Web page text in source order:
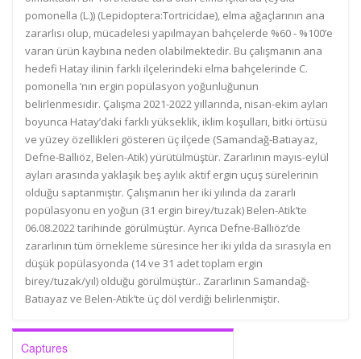
pomonella (L.)) (Lepidoptera:Tortricidae), elma ağaçlarının ana
zararlısı olup, mücadelesi yapılmayan bahçelerde %60 - %100’e
varan ürün kaybına neden olabilmektedir. Bu çalışmanın ana
hedefi Hatay ilinin farklı ilçelerindeki elma bahçelerinde C.
pomonella ’nın ergin popülasyon yoğunluğunun
belirlenmesidir. Çalışma 2021-2022 yıllarında, nisan-ekim ayları
boyunca Hatay’daki farklı yükseklik, iklim koşulları, bitki örtüsü
ve yüzey özellikleri gösteren üç ilçede (Samandağ-Batıayaz,
Defne-Ballıöz, Belen-Atik) yürütülmüştür. Zararlının mayıs-eylül
ayları arasında yaklaşık beş aylık aktif ergin uçuş sürelerinin
olduğu saptanmıştır. Çalışmanın her iki yılında da zararlı
popülasyonu en yoğun (31 ergin birey/tuzak) Belen-Atik’te
06.08.2022 tarihinde görülmüştür. Ayrıca Defne-Ballıöz‘de
zararlının tüm örnekleme süresince her iki yılda da sırasıyla en
düşük popülasyonda (14 ve 31 adet toplam ergin
birey/tuzak/yıl) olduğu görülmüştür.. Zararlının Samandağ-
Batıayaz ve Belen-Atik’te üç döl verdiği belirlenmiştir.
Captures